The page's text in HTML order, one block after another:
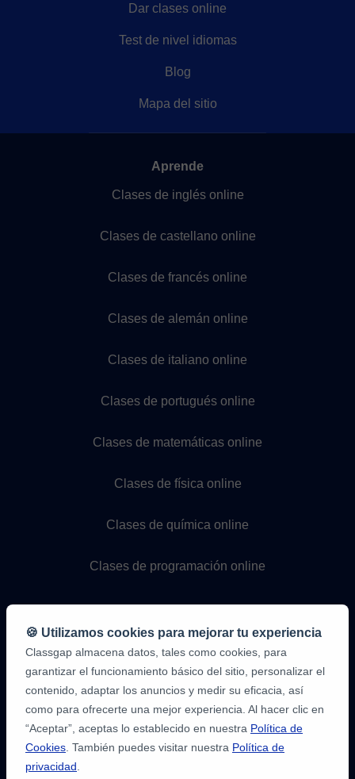
Dar clases online
Test de nivel idiomas
Blog
Mapa del sitio
Aprende
Clases de inglés online
Clases de castellano online
Clases de francés online
Clases de alemán online
Clases de italiano online
Clases de portugués online
Clases de matemáticas online
Clases de física online
Clases de química online
Clases de programación online
9,6/10
1,339,316
opiniones
🍪 Utilizamos cookies para mejorar tu experiencia
Classgap almacena datos, tales como cookies, para
garantizar el funcionamiento básico del sitio, personalizar el
contenido, adaptar los anuncios y medir su eficacia, así
como para ofrecerte una mejor experiencia. Al hacer clic en
“Aceptar”, aceptas lo establecido en nuestra Política de
Cookies . También puedes visitar nuestra Política de
privacidad